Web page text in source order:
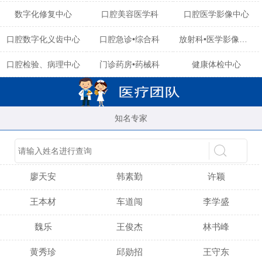
数字化修复中心 口腔美容医学科 口腔医学影像中心
口腔数字化义齿中心 口腔急诊•综合科
口腔检验、病理中心 门诊药房•药械科 健康体检中心
知名专家
陈育玲 吴晓桃
廖天安 韩素勤 许颖
王本材 车道闯 李学盛
魏乐 王俊杰 林书峰
黄秀珍 邱勋招 王守东